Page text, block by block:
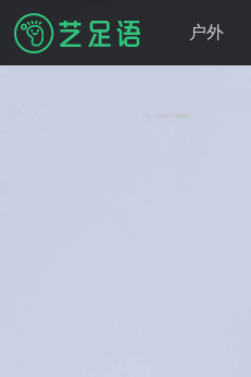
户外